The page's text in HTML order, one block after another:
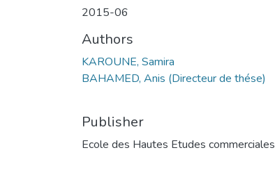
2015-06
Authors
KAROUNE, Samira
BAHAMED, Anis (Directeur de thése)
Publisher
Ecole des Hautes Etudes commerciales